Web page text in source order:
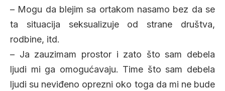
– Mogu da blejim sa ortakom nasamo bez da se
ta situacija seksualizuje od strane društva,
rodbine, itd.
– Ja zauzimam prostor i zato što sam debela
ljudi mi ga omogućavaju. Time što sam debela
ljudi su neviđeno oprezni oko toga da mi ne bude